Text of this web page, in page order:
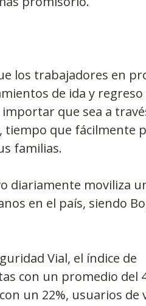
los trabajadores en
de ida y regreso
que sea a
que fácilmente
familias.
diariamente moviliza
en el país, siendo
Vial, el índice de
con un promedio del
un 22%, usuarios de